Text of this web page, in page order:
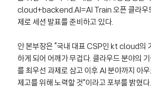
cloud+backend.AI=AI Train 오픈 클라우
제로 세션 발표를 준비하고 있다.
안 본부장은 “국내 대표 CSP인 kt cloud의
하게 되어 어깨가 무겁다. 클라우드 분야의
를 최우선 과제로 삼고 이후 AI 분야까지 아
제고를 위해 노력할 것”이라고 포부를 밝혔다.